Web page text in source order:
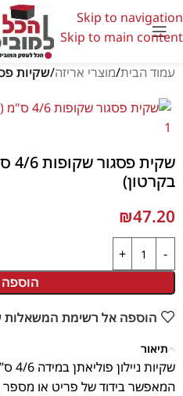
Skip to navigation
Skip to main content
עמוד הבית מוצרי אריזה שקיות
בקרטון)
₪47.20
הוספה אל רשימת המשאלות
תיאור
המאפשר בידוד של פריט או